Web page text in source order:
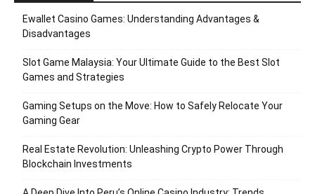
Ewallet Casino Games: Understanding Advantages &
Disadvantages
Slot Game Malaysia: Your Ultimate Guide to the Best Slot
Games and Strategies
Gaming Setups on the Move: How to Safely Relocate Your
Gaming Gear
Real Estate Revolution: Unleashing Crypto Power Through
Blockchain Investments